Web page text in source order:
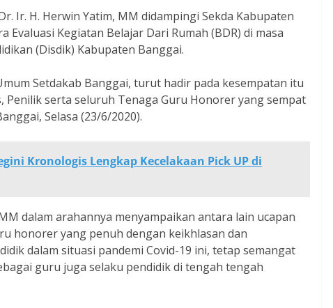
Ir. H. Herwin Yatim, MM didampingi Sekda Kabupaten
Evaluasi Kegiatan Belajar Dari Rumah (BDR) di masa
(Disdik) Kabupaten Banggai.
Setdakab Banggai, turut hadir pada kesempatan itu
Penilik serta seluruh Tenaga Guru Honorer yang sempat
Selasa (23/6/2020).
Kronologis Lengkap Kecelakaan Pick UP di
dalam arahannya menyampaikan antara lain ucapan
honorer yang penuh dengan keikhlasan dan
dalam situasi pandemi Covid-19 ini, tetap semangat
guru juga selaku pendidik di tengah tengah